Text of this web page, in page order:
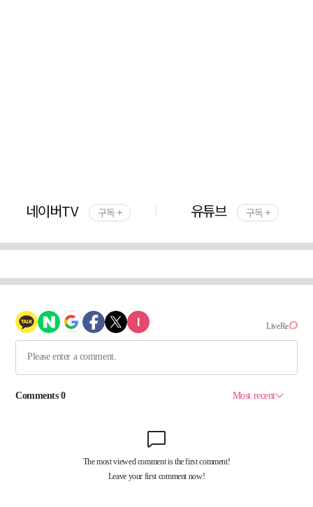
네이버TV 구독 + 유튜브 구독 +